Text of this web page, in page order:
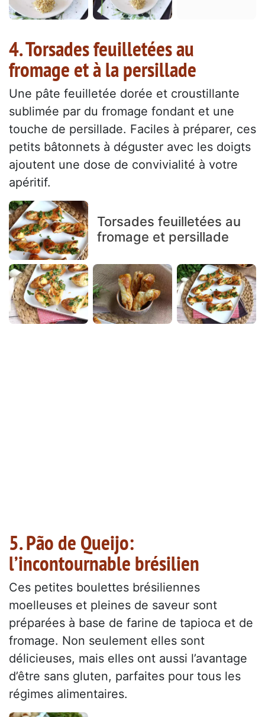
4. Torsades feuilletées au
fromage et à la persillade
Une pâte feuilletée dorée et croustillante
sublimée par du fromage fondant et une
touche de persillade. Faciles à préparer, ces
petits bâtonnets à déguster avec les doigts
ajoutent une dose de convivialité à votre
apéritif.
Torsades feuilletées au
fromage et persillade
5. Pão de Queijo:
l’incontournable brésilien
Ces petites boulettes brésiliennes
moelleuses et pleines de saveur sont
préparées à base de farine de tapioca et de
fromage. Non seulement elles sont
délicieuses, mais elles ont aussi l’avantage
d’être sans gluten, parfaites pour tous les
régimes alimentaires.